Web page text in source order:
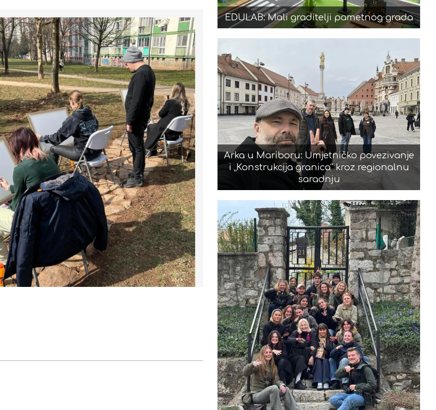
EDULAB: Mali graditelji pametnog grada
Arka u Mariboru: Umjetničko povezivanje
i „Konstrukcija granica“ kroz regionalnu
saradnju